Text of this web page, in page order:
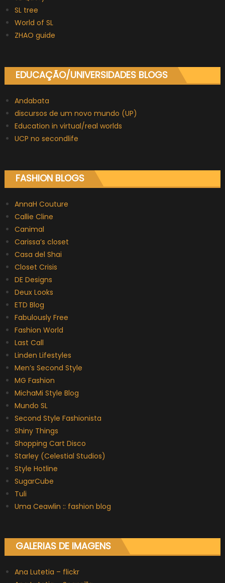
SL tree
World of SL
ZHAO guide
EDUCAÇÃO/UNIVERSIDADES BLOGS
Andabata
discursos de um novo mundo (UP)
Education in virtual/real worlds
UCP no secondlife
FASHION BLOGS
AnnaH Couture
Callie Cline
Canimal
Carissa’s closet
Casa del Shai
Closet Crisis
DE Designs
Deux Looks
ETD Blog
Fabulously Free
Fashion World
Last Call
Linden Lifestyles
Men’s Second Style
MG Fashion
MichaMi Style Blog
Mundo SL
Second Style Fashionista
Shiny Things
Shopping Cart Disco
Starley (Celestial Studios)
Style Hotline
SugarCube
Tuli
Uma Ceawlin :: fashion blog
GALERIAS DE IMAGENS
Ana Lutetia – flickr